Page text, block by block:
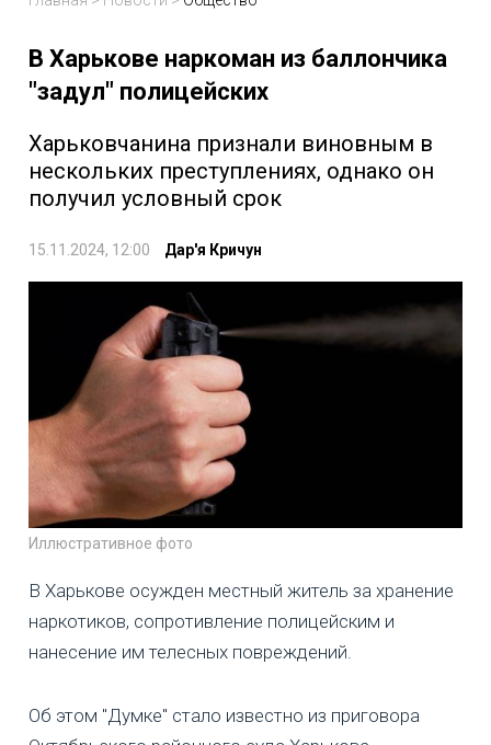
В Харькове наркоман из баллончика
"задул" полицейских
Харьковчанина признали виновным в
нескольких преступлениях, однако он
получил условный срок
15.11.2024, 12:00 Дар'я Кричун
Иллюстративное фото
В Харькове осужден местный житель за хранение
наркотиков, сопротивление полицейским и
нанесение им телесных повреждений.
Об этом "Думке" стало известно из приговора